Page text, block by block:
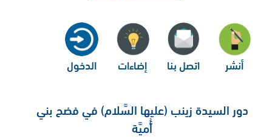
أنشر اتصل بنا إضاءات الدخول
دور السيدة زينب (عليها السَّلام) في فضح بني
أُميَّة